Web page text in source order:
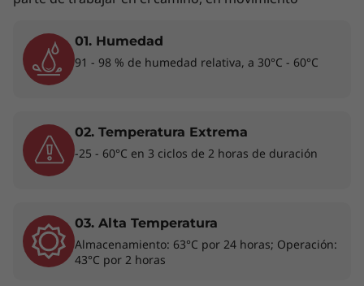
Dos pantallas son mejor que una
La ThinkBook Plus 3ra Gen (17", Intel) cuenta
de 21:10; una novedad en la industria. Combina
a la perfección con su pantalla de 8" de última
generación para lo último en productividad
una variedad de aplicaciones de productividad,
así como sincronización con móviles y
clonación de contenido. También te permite
01. Humedad
91 - 98 % de humedad relativa, a 30°C - 60°C
02. Temperatura Extrema
-25 - 60°C en 3 ciclos de 2 horas de duración
03. Alta Temperatura
Almacenamiento: 63°C por 24 horas; Operación:
43°C por 2 horas